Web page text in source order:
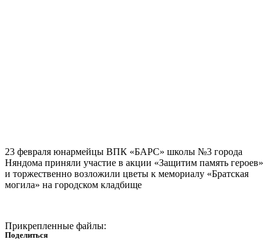
23 февраля юнармейцы ВПК «БАРС» школы №3 города
Няндома приняли участие в акции «Защитим память героев»
и торжественно возложили цветы к мемориалу «Братская
могила» на городском кладбище
Прикрепленные файлы:
Поделиться